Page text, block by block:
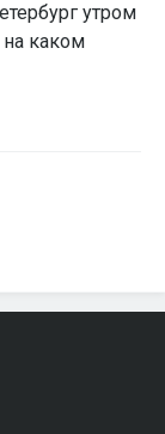
утром
на каком